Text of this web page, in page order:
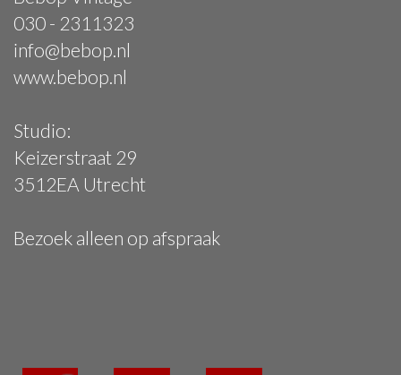
030 - 2311323
info@bebop.nl
www.bebop.nl
Studio:
Keizerstraat 29
3512EA Utrecht
Bezoek alleen op afspraak